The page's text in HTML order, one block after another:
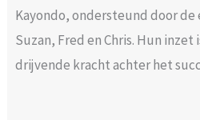
Kayondo, ondersteund door de
Suzan, Fred en Chris. Hun
drijvende kracht achter het